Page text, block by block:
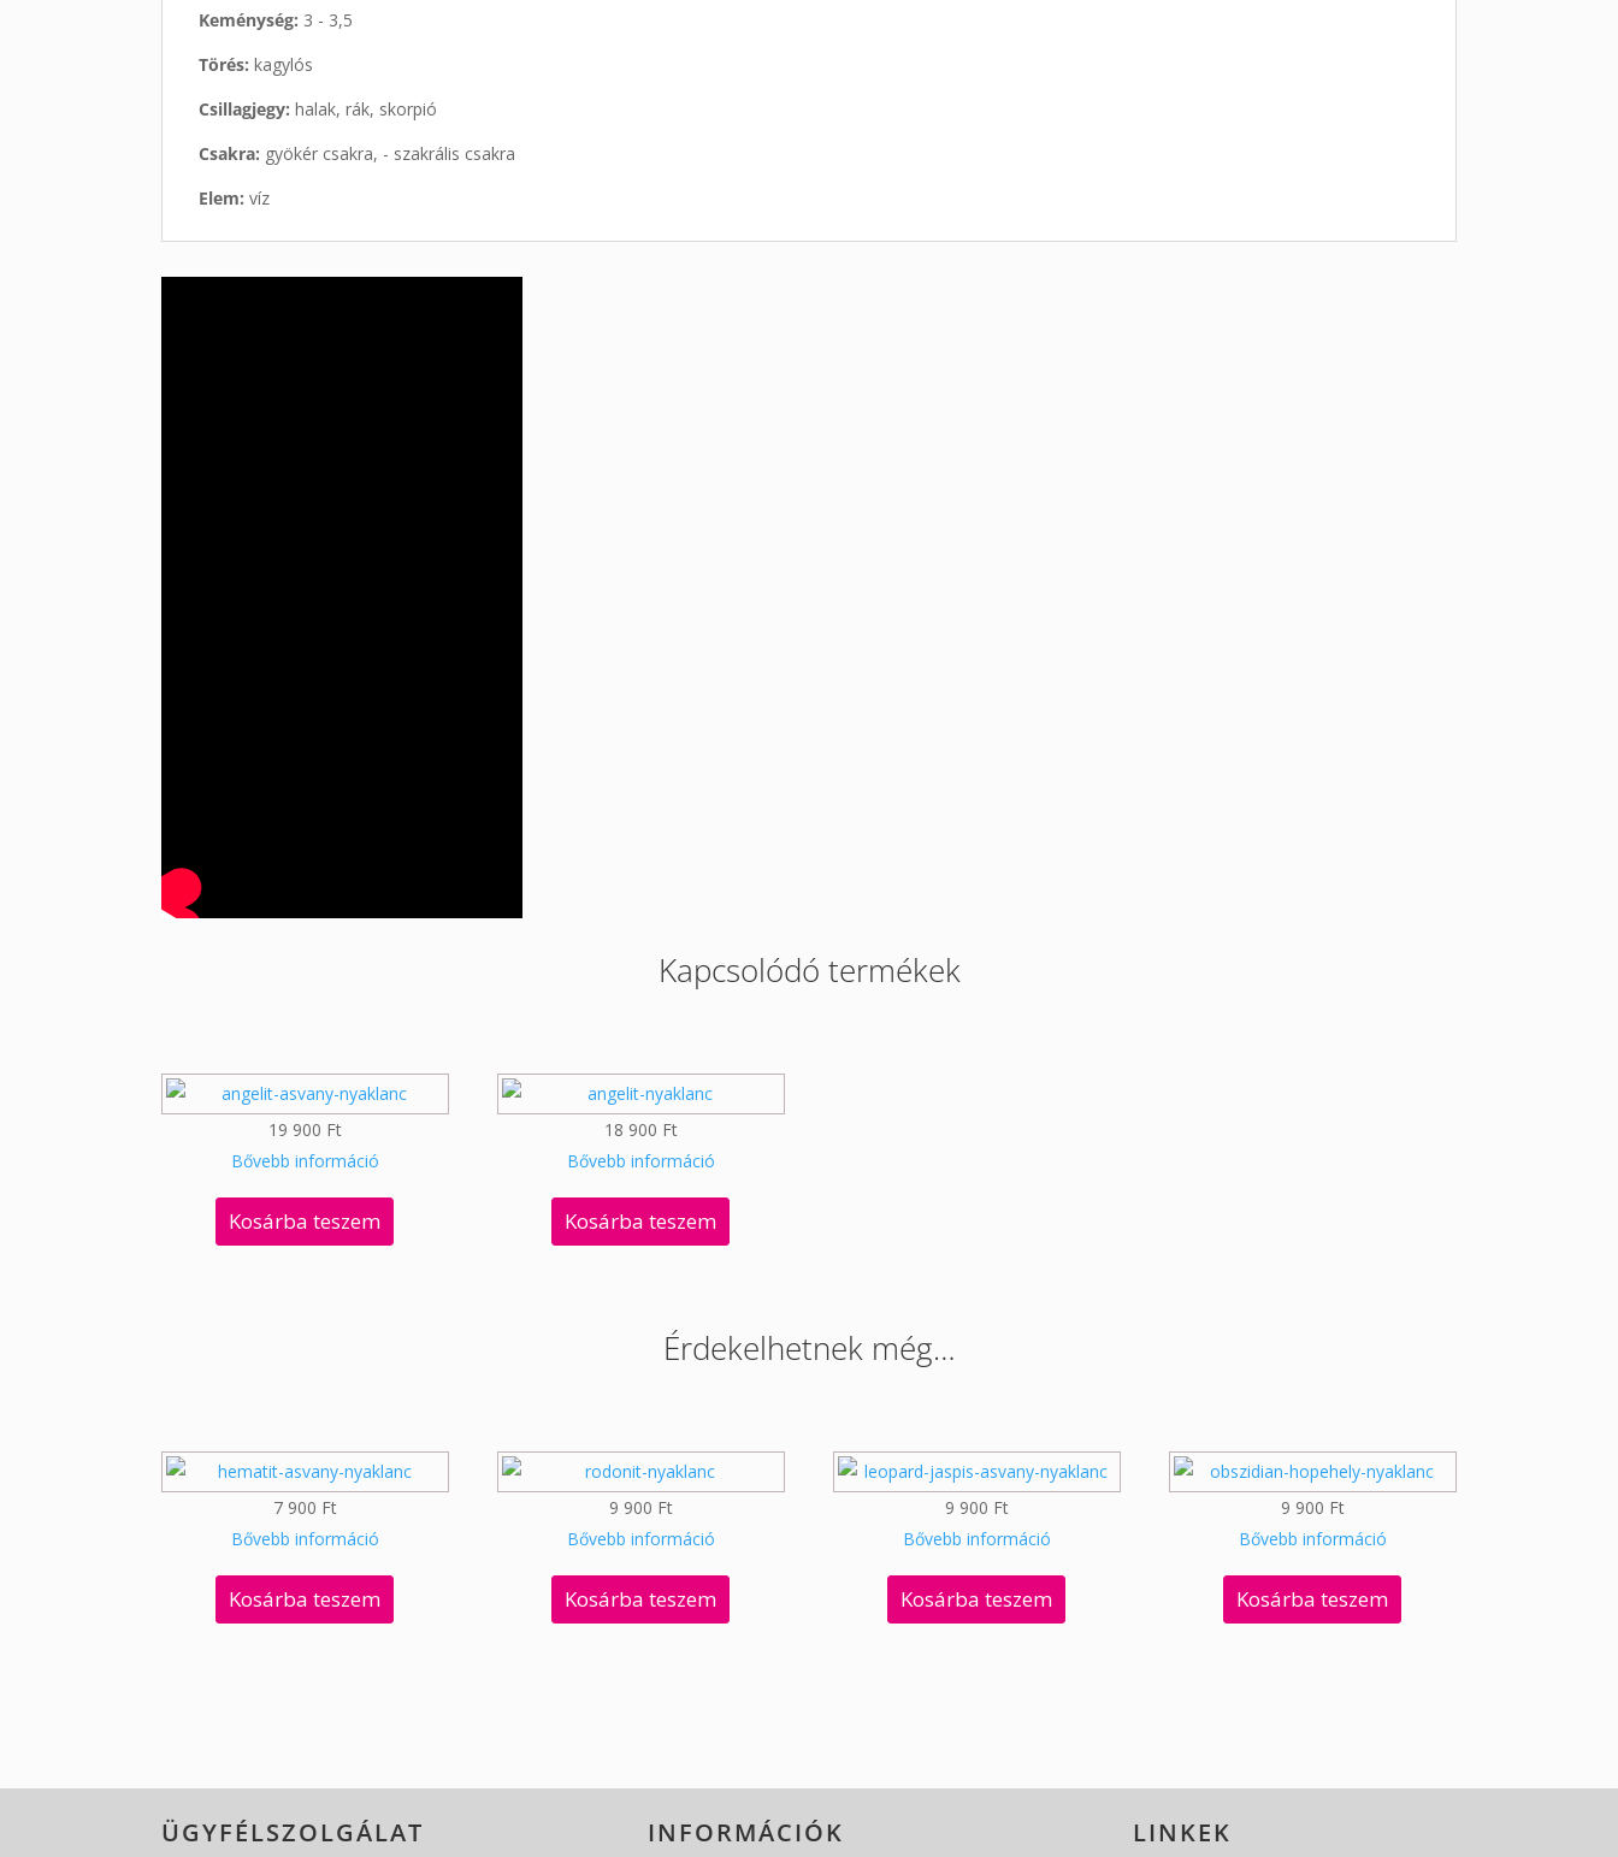
Keménység: 3 - 3,5
Törés:kagylós
Csillagjegy: halak, rák, skorpió
Csakra: gyökér csakra, - szakrális csakra
Elem: víz
Kapcsolódó termékek
19 900 Ft
Bővebb információ
Kosárba teszem
18 900 Ft
Bővebb információ
Kosárba teszem
Érdekelhetnek még…
7 900 Ft
Bővebb információ
Kosárba teszem
9 900 Ft
Bővebb információ
Kosárba teszem
9 900 Ft
Bővebb információ
Kosárba teszem
9 900 Ft
Bővebb információ
Kosárba teszem
ÜGYFÉLSZOLGÁLAT INFORMÁCIÓK LINKEK